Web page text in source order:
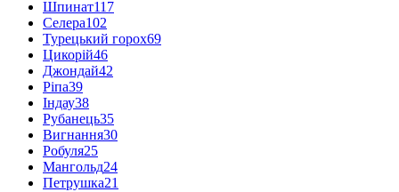
Шпинат117
Селера102
Турецький горох69
Цикорій46
Джондай42
Ріпа39
Індау38
Рубанець35
Вигнання30
Робуля25
Мангольд24
Петрушка21